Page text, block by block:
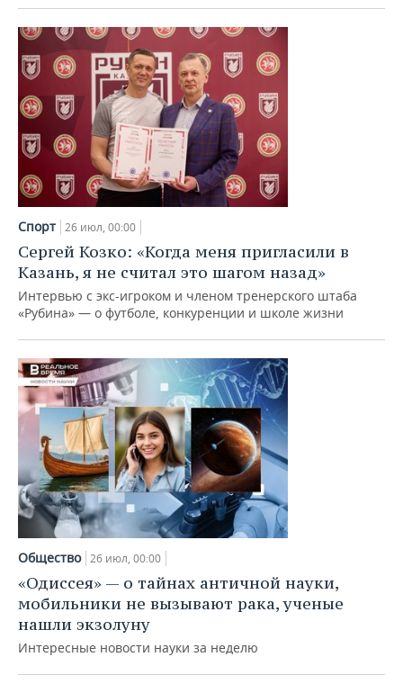
Спорт 26 июл, 00:00
Сергей Козко: «Когда меня пригласили в
Казань, я не считал это шагом назад»
Интервью с экс-игроком и членом тренерского штаба
«Рубина» — о футболе, конкуренции и школе жизни
Общество 26 июл, 00:00
«Одиссея» — о тайнах античной науки,
мобильники не вызывают рака, ученые
нашли экзолуну
Интересные новости науки за неделю